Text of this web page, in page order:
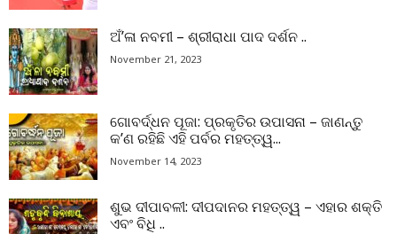
ଅଁ’ଳା ନବମୀ – ଶ୍ରୀରାଧା ପାଦ ଦର୍ଶନ ..
November 21, 2023
ଗୋବର୍ଦ୍ଧନ ପୂଜା: ପ୍ରକୃତିର ଉପାସନା – ଜାଣନ୍ତୁ
କ’ଣ ରହିଛି ଏହି ପର୍ବର ମହତ୍ତ୍ୱ...
November 14, 2023
ଶୁଭ ଦୀପାବଳୀ: ଦୀପଦାନର ମହତ୍ତ୍ୱ – ଏହାର ଶକ୍ତି
ଏବଂ ବିଧି ..